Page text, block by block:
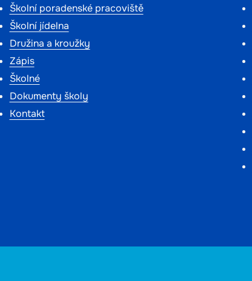
Školní poradenské pracoviště
Školní jídelna
Družina a kroužky
Zápis
Školné
Dokumenty školy
Kontakt